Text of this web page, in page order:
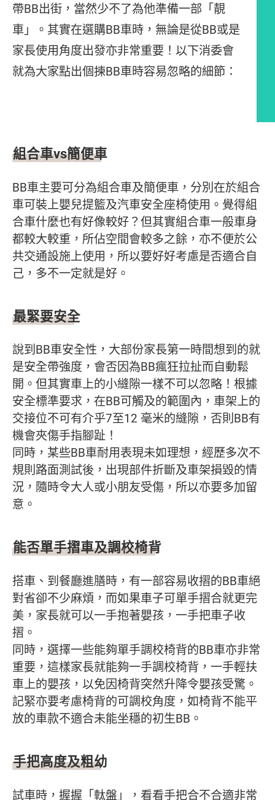
帶BB出街，當然少不了為他準備一部「靚
車」。其實在選購BB車時，無論是從BB或是
家長使用角度出發亦非常重要！以下消委會
就為大家點出個揀BB車時容易忽略的細節：
組合車vs簡便車
BB車主要可分為組合車及簡便車，分別在於組合
車可裝上嬰兒提籃及汽車安全座椅使用。覺得組
合車什麼也有好像較好？但其實組合車一般車身
都較大較重，所佔空間會較多之餘，亦不便於公
共交通設施上使用，所以要好好考慮是否適合自
己，多不一定就是好。
最緊要安全
說到BB車安全性，大部份家長第一時間想到的就
是安全帶強度，會否因為BB瘋狂拉扯而自動鬆
開。但其實車上的小縫隙一樣不可以忽略！根據
安全標準要求，在BB可觸及的範圍內，車架上的
交接位不可有介乎7至12 毫米的縫隙，否則BB有
機會夾傷手指腳趾！
同時，某些BB車耐用表現未如理想，經歷多次不
規則路面測試後，出現部件折斷及車架損毀的情
況，隨時令大人或小朋友受傷，所以亦要多加留
意。
能否單手摺車及調校椅背
搭車、到餐廳進膳時，有一部容易收摺的BB車絕
對省卻不少麻煩，而如果車子可單手摺合就更完
美，家長就可以一手抱著嬰孩，一手把車子收
摺。
同時，選擇一些能夠單手調校椅背的BB車亦非常
重要，這樣家長就能夠一手調校椅背，一手輕扶
車上的嬰孩，以免因椅背突然升降令嬰孩受驚。
記緊亦要考慮椅背的可調校角度，如椅背不能平
放的車款不適合未能坐穩的初生BB。
手把高度及粗幼
試車時，握握「軚盤」，看看手把合不合適非常